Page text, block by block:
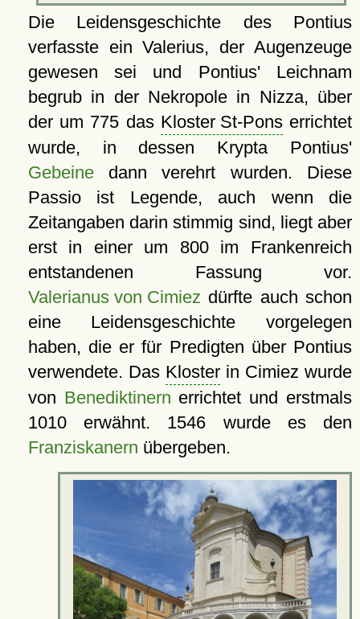
Die Leidensgeschichte des Pontius
verfasste ein Valerius, der Augenzeuge
gewesen sei und Pontius' Leichnam
begrub in der Nekropole in Nizza, über
der um 775 das Kloster St-Ponserrichtet
wurde, in dessen Krypta Pontius'
Gebeinedann verehrt wurden. Diese
Passio ist Legende, auch wenn die
Zeitangaben darin stimmig sind, liegt aber
erst in einer um 800 im Frankenreich
entstandenen Fassung vor.
Valerianus von Cimiez dürfte auch schon
eine Leidensgeschichte vorgelegen
haben, die er für Predigten über Pontius
verwendete. Das Klosterin Cimiez wurde
von Benediktinern errichtet und erstmals
1010 erwähnt. 1546 wurde es den
Franziskanern übergeben.